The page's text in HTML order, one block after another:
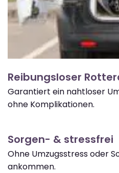
Reibungsloser
Garantiert ein nahtloser
ohne Komplikationen.
Sorgen- & stressfrei
Ohne Umzugsstress oder
ankommen.